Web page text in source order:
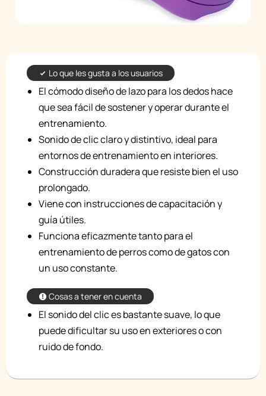
Lo que les gusta a los usuarios
El cómodo diseño de lazo para los dedos hace
que sea fácil de sostener y operar durante el
entrenamiento.
Sonido de clic claro y distintivo, ideal para
entornos de entrenamiento en interiores.
Construcción duradera que resiste bien el uso
prolongado.
Viene con instrucciones de capacitación y
guía útiles.
Funciona eficazmente tanto para el
entrenamiento de perros como de gatos con
un uso constante.
Cosas a tener en cuenta
El sonido del clic es bastante suave, lo que
puede dificultar su uso en exteriores o con
ruido de fondo.